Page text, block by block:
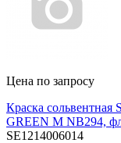
Цена по запросу
Краска
GREEN M NB294,
SE1214006014